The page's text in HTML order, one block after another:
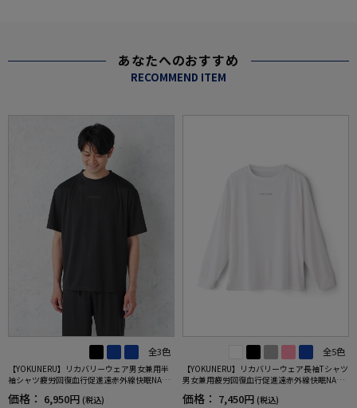
あなたへのおすすめ
RECOMMEND ITEM
全3色
【YOKUNERU】リカバリーウェア男女兼用半
袖シャツ疲労回復血行促進遠赤外線快眠NANO
MIX(R)【一般医療機器】SS～LLサイズ
価格： 6,950円 (税込)
全5色
【YOKUNERU】リカバリーウェア長袖Tシャツ
男女兼用疲労回復血行促進遠赤外線快眠NANO
MIX(R)【一般医療機器】SS～LLサイズ
価格： 7,450円 (税込)